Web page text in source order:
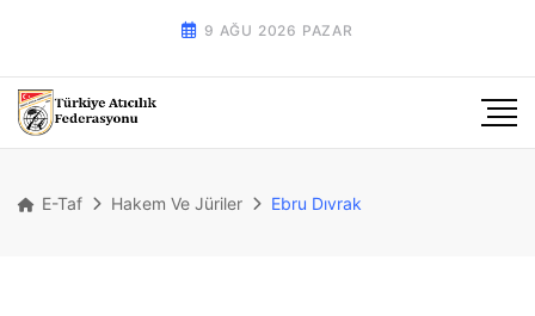
9 AĞU 2026 PAZAR
E-Taf Hakem Ve Jüriler Ebru Dıvrak